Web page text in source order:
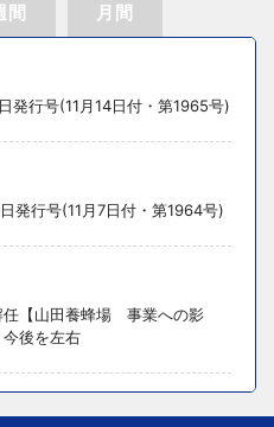
間 月間
発行号(11月14日付・第1965号)
発行号(11月7日付・第1964号)
任【山田養蜂場 事業への影
後を左右